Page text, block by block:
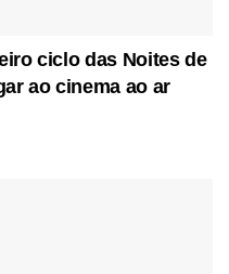
ciclo das Noites de
ao cinema ao ar